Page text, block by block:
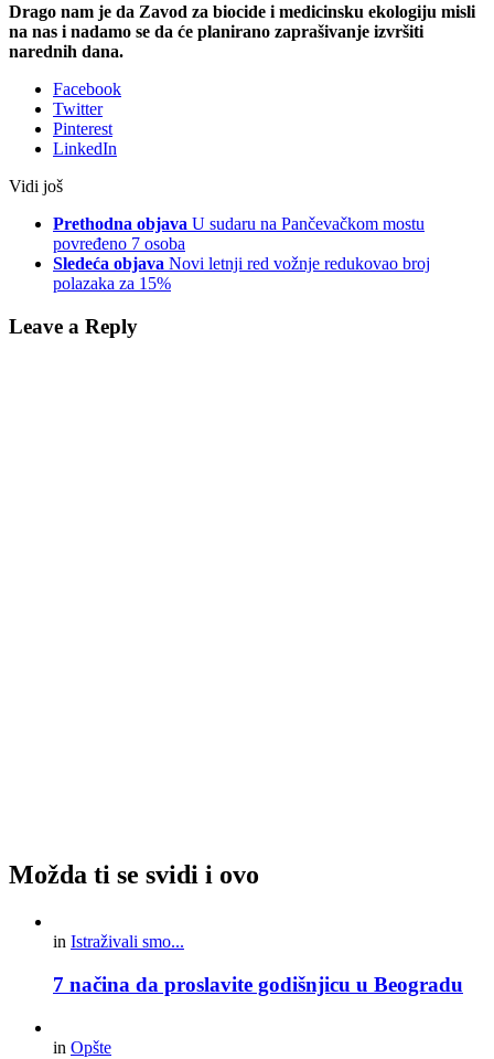
Drago nam je da Zavod za biocide i medicinsku ekologiju misli
na nas i nadamo se da će planirano zaprašivanje izvršiti
narednih dana.
Facebook
Twitter
Pinterest
LinkedIn
Vidi još
Prethodna objava U sudaru na Pančevačkom mostu
povređeno 7 osoba
Sledeća objava Novi letnji red vožnje redukovao broj
polazaka za 15%
Leave a Reply
Možda ti se svidi i ovo
in Istraživali smo...
7 načina da proslavite godišnjicu u Beogradu
in Opšte